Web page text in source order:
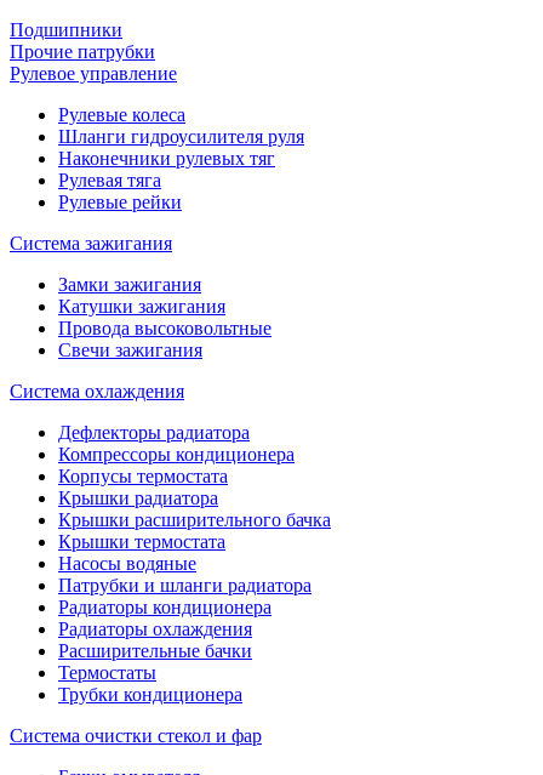
Подшипники
Прочие патрубки
Рулевое управление
Рулевые колеса
Шланги гидроусилителя руля
Наконечники рулевых тяг
Рулевая тяга
Рулевые рейки
Система зажигания
Замки зажигания
Катушки зажигания
Провода высоковольтные
Свечи зажигания
Система охлаждения
Дефлекторы радиатора
Компрессоры кондиционера
Корпусы термостата
Крышки радиатора
Крышки расширительного бачка
Крышки термостата
Насосы водяные
Патрубки и шланги радиатора
Радиаторы кондиционера
Радиаторы охлаждения
Расширительные бачки
Термостаты
Трубки кондиционера
Система очистки стекол и фар